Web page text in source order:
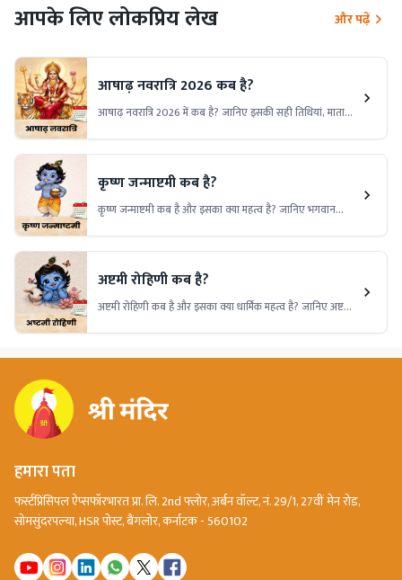
आपके लिए लोकप्रिय लेख और पढ़ें
आषाढ़ नवरात्रि 2026 कब है?
आषाढ़ नवरात्रि 2026 में कब है? जानिए इसकी सही तिथियां, माता
विशेष उपायों की पूरी जानकारी।
कृष्ण जन्माष्टमी कब है?
कृष्ण जन्माष्टमी कब है और इसका क्या महत्व है? जानिए भगवान
धार्मिक महत्व और इस पावन पर्व से जुड़ी विशेष मान्यताओं के बारे में।
अष्टमी रोहिणी कब है?
अष्टमी रोहिणी कब है और इसका क्या धार्मिक महत्व है? जानिए अष्टमी
मान्यताएं, पूजा विधि और इस पावन पर्व की संपूर्ण जानकारी।
हमारा पता
फर्स्टप्रिंसिपल ऐप्सफॉरभारत प्रा. लि. 2nd फ्लोर, अर्बन वॉल्ट, नं. 29/1, 27वीं मेन रोड,
सोमसुंदरपल्या, HSR पोस्ट, बैंगलोर, कर्नाटक - 560102